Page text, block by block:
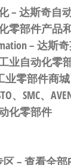
– 达斯奇自
零部件产品
– 达斯
业自动化零
业零部件商城
、SMC、
化零部件
区– 查看全部